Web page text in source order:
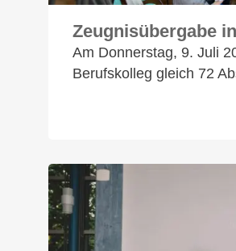
Zeugnisübergabe
Am Donnerstag, 9. Juli
Berufskolleg gleich 72